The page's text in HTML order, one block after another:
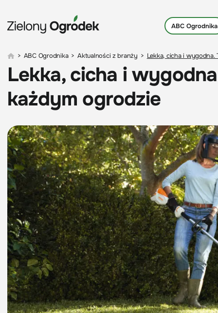
ABC Ogrodnika
> ABC Ogrodnika > Aktualności z branży > Lekka, cicha i
Lekka, cicha i
każdym ogrodzie